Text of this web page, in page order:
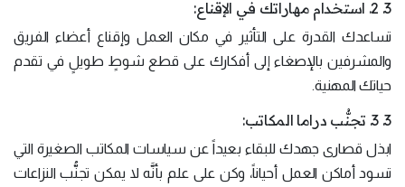
3. 2. استخدام مهاراتك في الإقناع:
تساعدك القدرة على التأثير في مكان العمل وإقناع أعضاء الفريق
والمشرفين بالإصغاء إلى أفكارك على قطع شوطٍ طويلٍ في تقدم
حياتك المهنية.
3. 3. تجنُّب دراما المكاتب:
ابذل قصارى جهدك للبقاء بعيداً عن سياسات المكاتب الصغيرة التي
تسود أماكن العمل أحياناً، وكن على علم بأنَّه لا يمكن تجنُّب النزاعات